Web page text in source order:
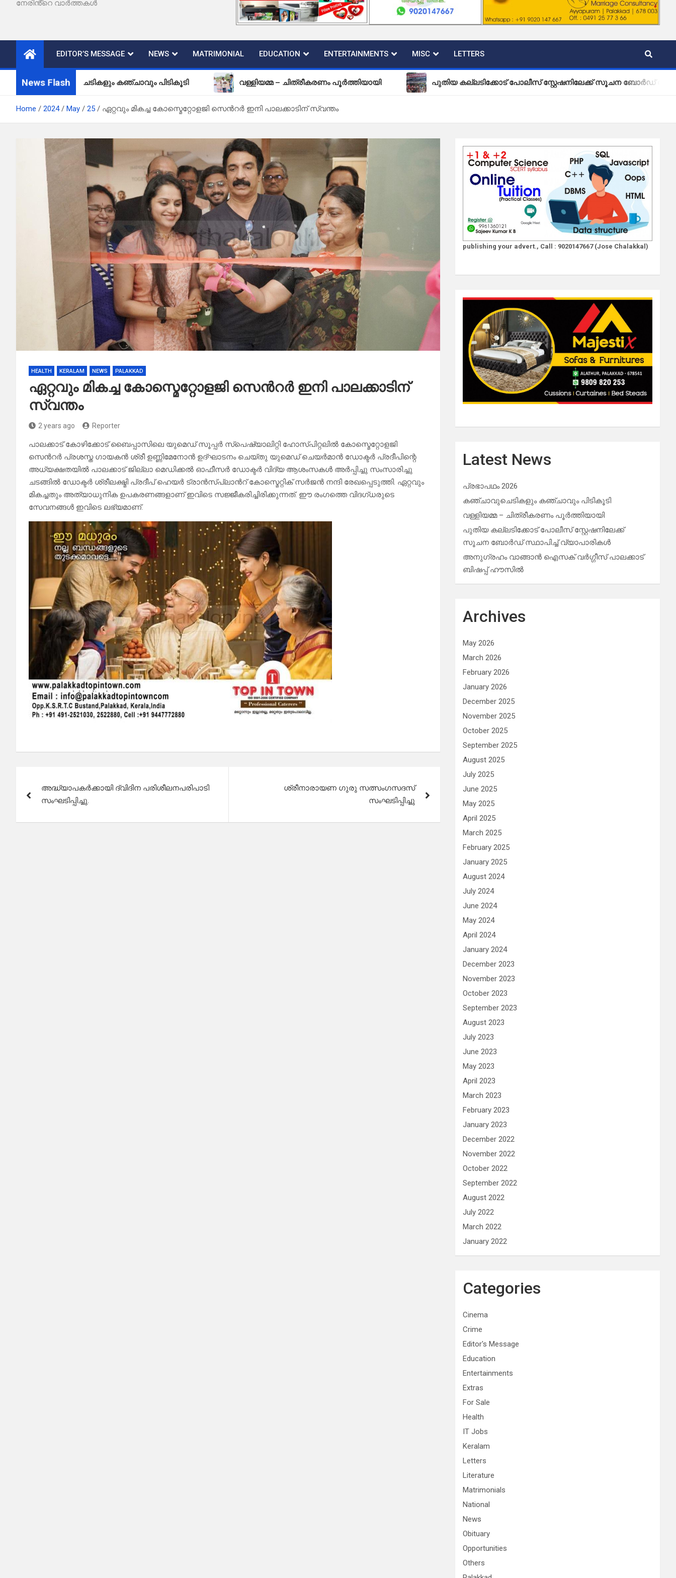
നേരിൻ്റെ വാർത്തകൾ
EDITOR’S MESSAGE NEWS MATRIMONIAL EDUCATION ENTERTAINMENTS MISC LETTERS
News Flashകഞ്ചാവും പിടികൂടി വള്ളിയമ്മ – ചിത്രീകരണം പൂർത്തിയായി പുതിയ കല്ലടിക്കോട് പോലീസ് സ്റ്റേഷനിലേക്ക് സൂചന ബോർഡ് സ്ഥാപിച്ച്
Home 2024 May 25 ഏറ്റവും മികച്ച കോസ്മെറ്റോളജി സെൻറർ ഇനി പാലക്കാടിന് സ്വന്തം
HEALTH KERALAM NEWS PALAKKAD
ഏറ്റവും മികച്ച കോസ്മെറ്റോളജി സെൻറർ ഇനി പാലക്കാടിന്
സ്വന്തം
2 years ago Reporter
പാലക്കാട് കോഴിക്കോട് ബൈപ്പാസിലെ യുമെഡ് സൂപ്പർ സ്പെഷ്യാലിറ്റി ഹോസ്പിറ്റലിൽ കോസ്മെറ്റോളജി
സെൻറർ പ്രശസ്ത ഗായകൻ ശ്രീ ഉണ്ണിമേനോൻ ഉദ്ഘാടനം ചെയ്തു യുമെഡ് ചെയർമാൻ ഡോക്ടർ പ്രദീപിന്റെ
അധ്യക്ഷതയിൽ പാലക്കാട് ജില്ലാ മെഡിക്കൽ ഓഫീസർ ഡോക്ടർ വിദ്യ ആശംസകൾ അർപ്പിച്ചു സംസാരിച്ചു
ചടങ്ങിൽ ഡോക്ടർ ശ്രീലക്ഷ്മി പ്രദീപ് ഹെയർ ട്രാൻസ്പ്ലാൻറ് കോസ്മെറ്റിക് സർജൻ നന്ദി രേഖപ്പെടുത്തി. ഏറ്റവും
മികച്ചതും അത്യാധുനിക ഉപകരണങ്ങളാണ് ഇവിടെ സജ്ജീകരിച്ചിരിക്കുന്നത്. ഈ രംഗത്തെ വിദഗ്ധരുടെ
സേവനങ്ങൾ ഇവിടെ ലഭ്യമാണ്.
navigation
അദ്ധ്യാപകർക്കായി ദ്വിദിന പരിശീലനപരിപാടി
സംഘടിപ്പിച്ചു.
ശ്രീനാരായണ ഗുരു സത്സംഗസദസ്
സംഘടിപ്പിച്ചു
publishing your advert., Call : 9020147667 (Jose Chalakkal)
Latest News
പ്രഭാപഥം 2026
കഞ്ചാവുചെടികളും കഞ്ചാവും പിടികൂടി
വള്ളിയമ്മ – ചിത്രീകരണം പൂർത്തിയായി
പുതിയ കല്ലടിക്കോട് പോലീസ് സ്റ്റേഷനിലേക്ക്
സൂചന ബോർഡ് സ്ഥാപിച്ച് വ്യാപാരികൾ
അനുഗ്രഹം വാങ്ങാൻ ഐസക് വര്‍ഗ്ഗീസ് പാലക്കാട്
ബിഷപ്പ് ഹൗസില്‍
Archives
May 2026
March 2026
February 2026
January 2026
December 2025
November 2025
October 2025
September 2025
August 2025
July 2025
June 2025
May 2025
April 2025
March 2025
February 2025
January 2025
August 2024
July 2024
June 2024
May 2024
April 2024
January 2024
December 2023
November 2023
October 2023
September 2023
August 2023
July 2023
June 2023
May 2023
April 2023
March 2023
February 2023
January 2023
December 2022
November 2022
October 2022
September 2022
August 2022
July 2022
March 2022
January 2022
Categories
Cinema
Crime
Editor's Message
Education
Entertainments
Extras
For Sale
Health
IT Jobs
Keralam
Letters
Literature
Matrimonials
National
News
Obituary
Opportunities
Others